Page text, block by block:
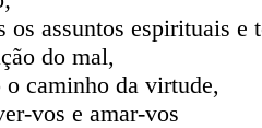
os assuntos espirituais e
do mal,
caminho da virtude,
vos e amar-vos